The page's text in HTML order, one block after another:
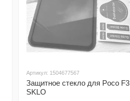
Артикул: 1504677567
Защитное стекло для Poco F3
SKLO